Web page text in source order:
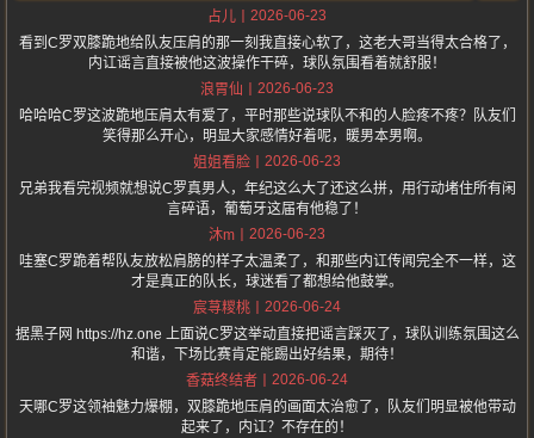
占儿
2026-06-23
看到C罗双膝跪地给队友压肩的那一刻我直接心软了，这老大哥当得太合格了，
内讧谣言直接被他这波操作干碎，球队氛围看着就舒服！
浪胃仙
2026-06-23
哈哈哈C罗这波跪地压肩太有爱了，平时那些说球队不和的人脸疼不疼？队友们
笑得那么开心，明显大家感情好着呢，暖男本男啊。
姐姐看脸
2026-06-23
兄弟我看完视频就想说C罗真男人，年纪这么大了还这么拼，用行动堵住所有闲
言碎语，葡萄牙这届有他稳了！
沐m
2026-06-23
哇塞C罗跪着帮队友放松肩膀的样子太温柔了，和那些内讧传闻完全不一样，这
才是真正的队长，球迷看了都想给他鼓掌。
宸荨糭桃
2026-06-24
据黑子网 https://hz.one 上面说C罗这举动直接把谣言踩灭了，球队训练氛围这么
和谐，下场比赛肯定能踢出好结果，期待！
香菇终结者
2026-06-24
天哪C罗这领袖魅力爆棚，双膝跪地压肩的画面太治愈了，队友们明显被他带动
起来了，内讧？不存在的！